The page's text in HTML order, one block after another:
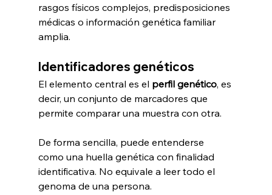
rasgos físicos complejos, predisposiciones
médicas o información genética familiar
amplia.
Identificadores genéticos
El elemento central es el perfil genético, es
decir, un conjunto de marcadores que
permite comparar una muestra con otra.
De forma sencilla, puede entenderse
como una huella genética con finalidad
identificativa. No equivale a leer todo el
genoma de una persona.